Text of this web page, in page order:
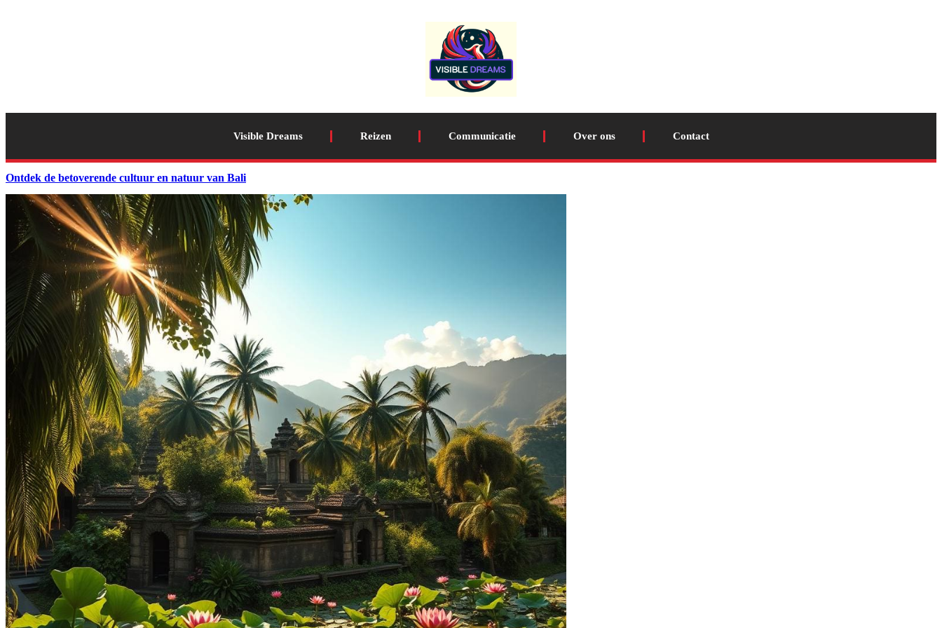
Visible Dreams Reizen Communicatie Over ons Contact
Ontdek de betoverende cultuur en natuur van Bali